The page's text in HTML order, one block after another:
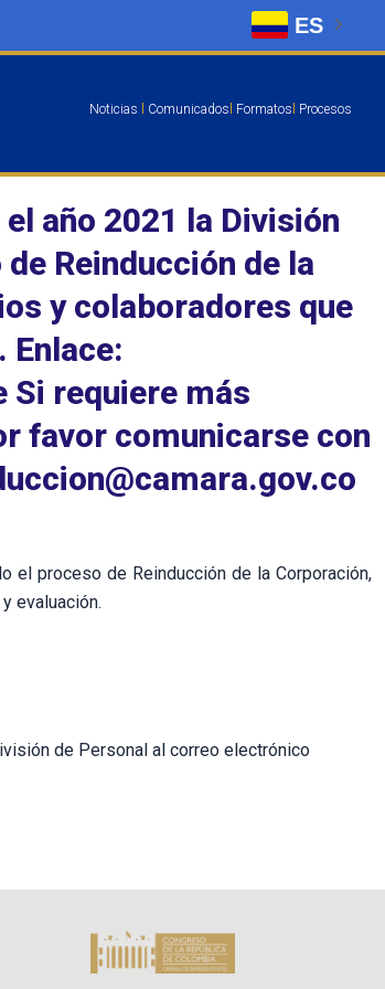
Noticias Comunicados Formatos Procesos
año 2021 la División
Reinducción de la
y colaboradores que
Enlace:
requiere más
favor comunicarse con
el proceso de Reinducción de la Corporación,
evaluación.
de Personal al correo electrónico
ES